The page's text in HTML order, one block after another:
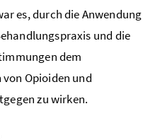
es, durch die Anwendung
und die
dem
Opioiden und
zu wirken.